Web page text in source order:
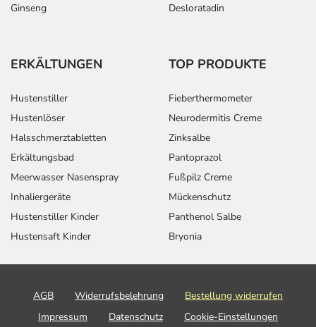
Ginseng
Desloratadin
ERKÄLTUNGEN
Hustenstiller
Hustenlöser
Halsschmerztabletten
Erkältungsbad
Meerwasser Nasenspray
Inhaliergeräte
Hustenstiller Kinder
Hustensaft Kinder
TOP PRODUKTE
Fieberthermometer
Neurodermitis Creme
Zinksalbe
Pantoprazol
Fußpilz Creme
Mückenschutz
Panthenol Salbe
Bryonia
AGB Widerrufsbelehrung
Bestellung widerrufen
Impressum
Datenschutz
Cookie-Einstellungen